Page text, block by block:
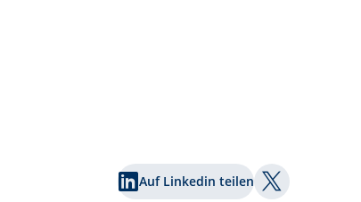
Auf Linkedin teilen Auf Twitter